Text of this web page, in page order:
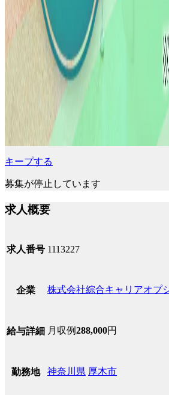
キープする
募集が停止しています
求人概要
求人番号 1113227
企業 株式会社綜合キャリアオプ
給与詳細 月収例288,000円
勤務地 神奈川県 厚木市